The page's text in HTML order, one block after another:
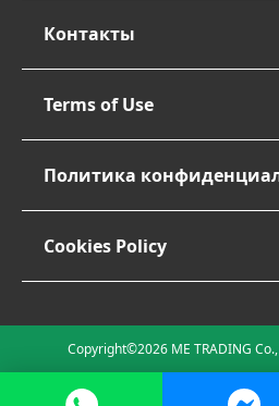
Контакты
Terms of Use
Политика
Cookies Policy
Copyright©2026 ME TRADING